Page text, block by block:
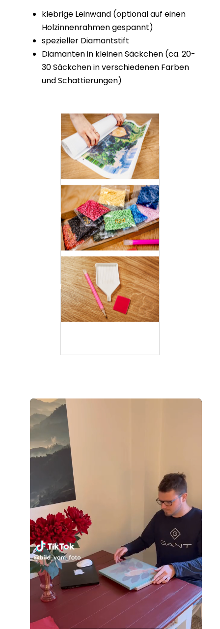
klebrige Leinwand (optional auf einen
Holzinnenrahmen gespannt)
spezieller Diamantstift
Diamanten in kleinen Säckchen (ca. 20-
30 Säckchen in verschiedenen Farben
und Schattierungen)